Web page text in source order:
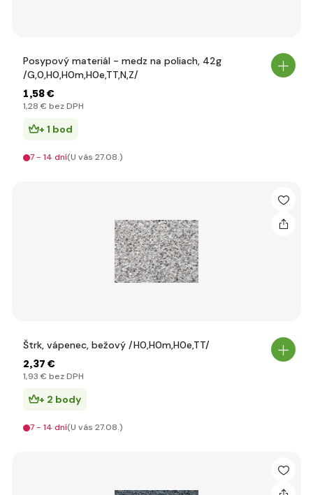
Posypový materiál - medz na poliach, 42g
/G,0,H0,H0m,H0e,TT,N,Z/
1,58 €
1,28 € bez DPH
+ 1 bod
7 - 14 dní(U vás 27.08.)
Štrk, vápenec, bežový /H0,H0m,H0e,TT/
2,37 €
1,93 € bez DPH
+ 2 body
7 - 14 dní(U vás 27.08.)